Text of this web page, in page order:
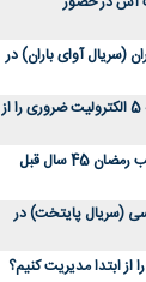
(سریال آوای باران) در
متخصص توضیح می‌دهد چگونه 5 الکترولیت ضروری را از
عکس؛ سفر در زمان؛ خبرهای جالب رمضان 45 سال قبل
(سریال پایتخت) در
از ابتدا مدیریت کنیم؟